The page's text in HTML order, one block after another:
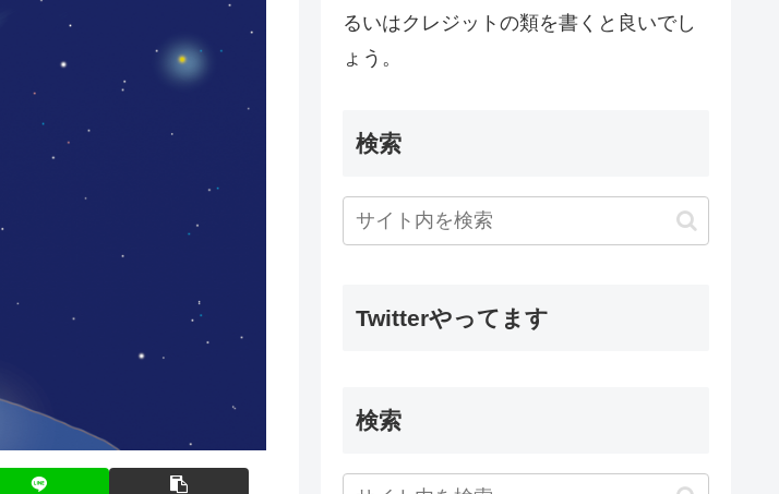
るいはクレジットの類を書くと良いでし
ょう。
検索
Twitterやってます
検索